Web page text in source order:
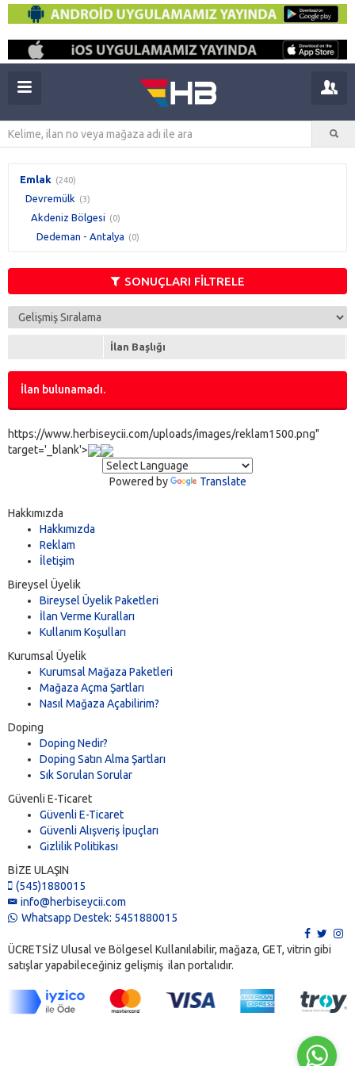
Emlak (240)
Devremülk (3)
Akdeniz Bölgesi (0)
Dedeman - Antalya (0)
SONUÇLARI FİLTRELE
İlan Başlığı
İlan bulunamadı.
https://www.herbiseycii.com/uploads/images/reklam1500.png"
target='_blank'>
Powered by Translate
Hakkımızda
Hakkımızda
Reklam
İletişim
Bireysel Üyelik
Bireysel Üyelik Paketleri
İlan Verme Kuralları
Kullanım Koşulları
Kurumsal Üyelik
Kurumsal Mağaza Paketleri
Mağaza Açma Şartları
Nasıl Mağaza Açabilirim?
Doping
Doping Nedir?
Doping Satın Alma Şartları
Sık Sorulan Sorular
Güvenli E-Ticaret
Güvenli E-Ticaret
Güvenli Alışveriş İpuçları
Gizlilik Politikası
BİZE ULAŞIN
(545)1880015
info@herbiseycii.com
Whatsapp Destek: 5451880015
ÜCRETSİZ Ulusal ve Bölgesel Kullanılabilir, mağaza, GET, vitrin gibi
satışlar yapabileceğiniz gelişmiş ilan portalıdır.